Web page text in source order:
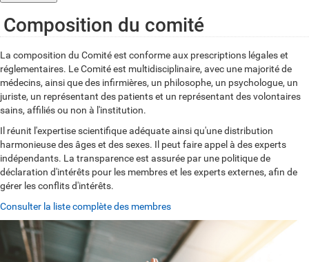
Composition du comité
La composition du Comité est conforme aux prescriptions légales et
réglementaires. Le Comité est multidisciplinaire, avec une majorité de
médecins, ainsi que des infirmières, un philosophe, un psychologue, un
juriste, un représentant des patients et un représentant des volontaires
sains, affiliés ou non à l'institution.
Il réunit l'expertise scientifique adéquate ainsi qu'une distribution
harmonieuse des âges et des sexes. Il peut faire appel à des experts
indépendants. La transparence est assurée par une politique de
déclaration d'intérêts pour les membres et les experts externes, afin de
gérer les conflits d'intérêts.
Consulter la liste complète des membres